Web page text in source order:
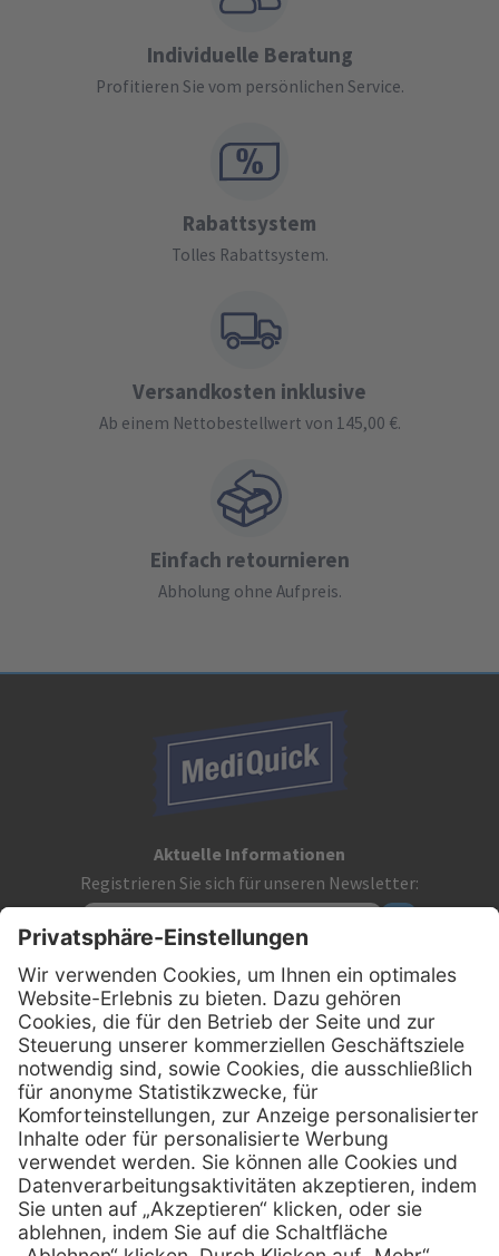
Individuelle Beratung
Profitieren Sie vom persönlichen Service.
Rabattsystem
Tolles Rabattsystem.
Versandkosten inklusive
Ab einem Nettobestellwert von 145,00 €.
Einfach retournieren
Abholung ohne Aufpreis.
Aktuelle Informationen
Registrieren Sie sich für unseren Newsletter:
Kontakt
MediQuick Arzt- und Krankenhausbedarfshandel GmbH
Hans-Wunderlich-Straße 7
D-49078 Osnabrück
Telefon:0800 - 633 43 66
E-Mail: info @ mediquick.de